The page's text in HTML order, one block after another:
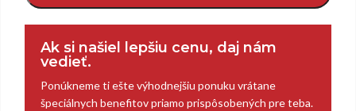
Ak si našiel lepšiu cenu, daj nám
vedieť.
Ponúkneme ti ešte výhodnejšiu ponuku vrátane
špeciálnych benefitov priamo prispôsobených pre teba.